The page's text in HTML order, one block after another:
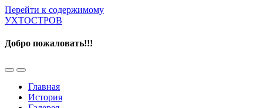
Перейти к содержимому
УХТОСТРОВ
Добро пожаловать!!!
Переключить
мобильное
меню
Переключить
поле
поиска
Главная
История